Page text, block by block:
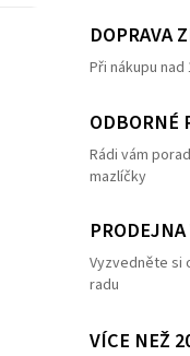
DOPRAVA
Při nákupu
ODBORNÉ
Rádi vám
mazlíčky
Vyzvedněte si
radu
VÍCE NEŽ